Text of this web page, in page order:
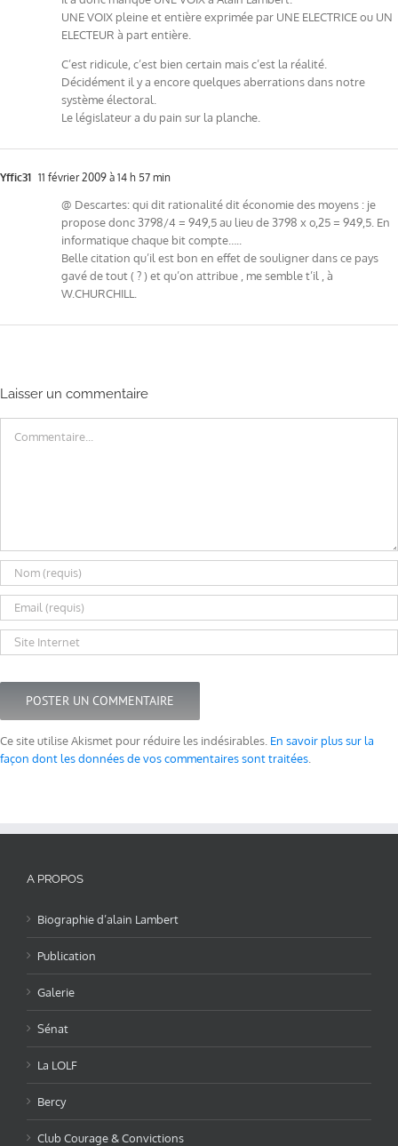
UNE VOIX pleine et entière exprimée par UNE ELECTRICE ou UN
ELECTEUR à part entière.
C’est ridicule, c’est bien certain mais c’est la réalité.
Décidément il y a encore quelques aberrations dans notre
système électoral.
Le législateur a du pain sur la planche.
Yffic31 11 février 2009 à 14 h 57 min
@ Descartes: qui dit rationalité dit économie des moyens : je
propose donc 3798/4 = 949,5 au lieu de 3798 x o,25 = 949,5. En
informatique chaque bit compte…..
Belle citation qu’il est bon en effet de souligner dans ce pays
gavé de tout ( ? ) et qu’on attribue , me semble t’il , à
W.CHURCHILL.
Laisser un commentaire
Ce site utilise Akismet pour réduire les indésirables. En savoir plus sur la
façon dont les données de vos commentaires sont traitées
A PROPOS
Biographie d’alain Lambert
Publication
Galerie
Sénat
La LOLF
Bercy
Club Courage & Convictions